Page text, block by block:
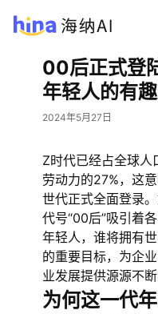
00后正式登
年轻人的有
2024年5月27日
Z时代已经占全球
劳动力的27%，这
世代正式全面登录
代号“00后”吸引着
年轻人，谁将拥有
的重要目标，为企
业发展提供源源不断
为何这一代